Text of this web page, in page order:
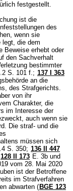
festgestellt.
ist die
des
wenn sie
legt, die dem
Beweise erhebt oder
den Sachverhalt
bestimmter
S. 101 f.; 137 I 363
an die
des Strafgerichts.
von ihr
Charakter, die
im Interesse der
auch wenn sie
Die straf- und die
müssen sich
S. 350; 136 II 447
128 II 173 E. 3b und
vom 28. Mai 2020
ist der Betroffene
im Strafverfahren
abwarten ( BGE 123